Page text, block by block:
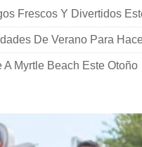
Frescos Y Divertidos
A Myrtle Beach Este Otoño